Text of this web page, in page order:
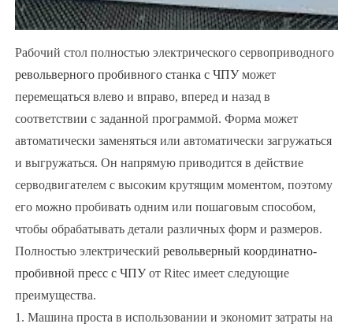
Рабочий стол полностью электрического сервоприводного
револьверного пробивного станка с ЧПУможет
перемещаться влево и вправо, вперед и назад в
соответствии с заданной программой. Форма может
автоматически заменяться или автоматически загружаться
и выгружаться. Он напрямую приводится в действие
серводвигателем с высоким крутящим моментом, поэтому
его можно пробивать одним или пошаговым способом,
чтобы обрабатывать детали различных форм и размеров.
Полностью электрический револьверный координатно-
пробивной пресс с ЧПУот Ritec имеет следующие
преимущества.
1. Машина проста в использовании и экономит затраты на